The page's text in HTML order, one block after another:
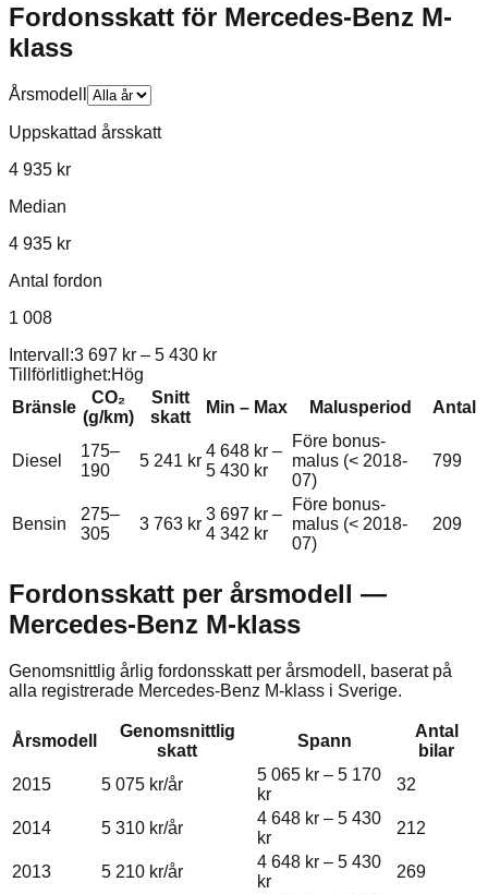
Fordonsskatt för Mercedes-Benz M-
klass
Årsmodell
Uppskattad årsskatt
4 935 kr
Median
4 935 kr
Antal fordon
1 008
Intervall:3 697 kr – 5 430 kr
Tillförlitlighet:Hög
Bränsle
CO₂
(g/km)
Snitt
skatt
Min – Max Malusperiod Antal
Diesel
175–
190
5 241 kr
4 648 kr –
5 430 kr
Före bonus-
malus (< 2018-
07)
799
Bensin
275–
305
3 763 kr
3 697 kr –
4 342 kr
Före bonus-
malus (< 2018-
07)
209
Fordonsskatt per årsmodell —
Mercedes-Benz M-klass
Genomsnittlig årlig fordonsskatt per årsmodell, baserat på
alla registrerade Mercedes-Benz M-klass i Sverige.
Årsmodell
Genomsnittlig
skatt
Spann
Antal
bilar
2015
5 075 kr/år
5 065 kr – 5 170
kr
32
2014 5 310 kr/år
4 648 kr – 5 430
kr
212
2013 5 210 kr/år
4 648 kr – 5 430
kr
269